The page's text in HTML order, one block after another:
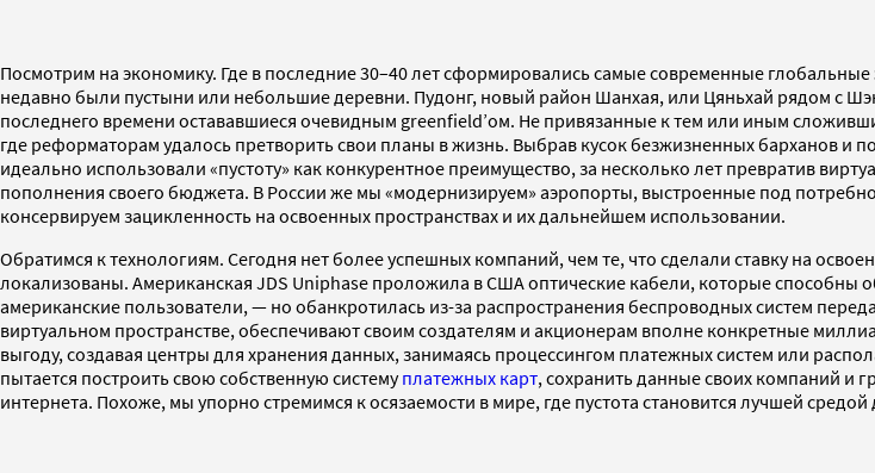
Посмотрим на экономику. Где в последние 30–40 лет сформировались самые современные
недавно были пустыни или небольшие деревни. Пудонг, новый район Шанхая, или Цяньхай рядом с
последнего времени остававшиеся очевидным greenfield’ом. Не привязанные к тем или иным
где реформаторам удалось претворить свои планы в жизнь. Выбрав кусок безжизненных барханов и
идеально использовали «пустоту» как конкурентное преимущество, за несколько лет превратив
пополнения своего бюджета. В России же мы «модернизируем» аэропорты, выстроенные под
консервируем зацикленность на освоенных пространствах и их дальнейшем использовании.
Обратимся к технологиям. Сегодня нет более успешных компаний, чем те, что сделали ставку на
локализованы. Американская JDS Uniphase проложила в США оптические кабели, которые cпособны
американские пользователи, — но обанкротилась из-за распространения беспроводных систем
виртуальном пространстве, обеспечивают своим создателям и акционерам вполне конкретные
выгоду, создавая центры для хранения данных, занимаясь процессингом платежных систем или
пытается построить свою собственную системуплатежных карт, сохранить данные своих компаний и
интернета. Похоже, мы упорно стремимся к осязаемости в мире, где пустота становится лучшей